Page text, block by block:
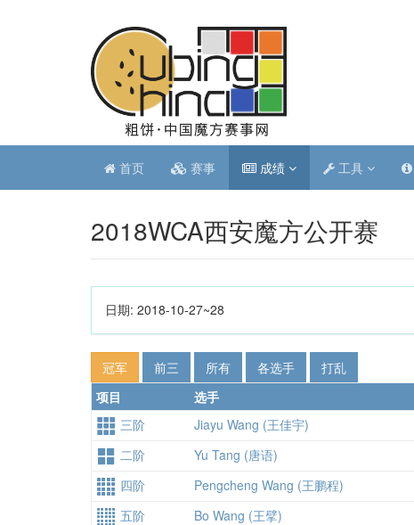
首页 赛事 成绩 工具
2018WCA西安魔方公开赛
日期: 2018-10-27~28
冠军 前三 所有 各选手
打乱
项目
选手
三阶
Jiayu Wang (王佳宇)
二阶 Yu Tang (唐语)
四阶 Pengcheng Wang (王鹏程)
五阶 Bo Wang (王擘)